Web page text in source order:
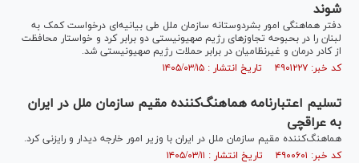
شوند
دفتر هماهنگی امور بشردوستانه سازمان ملل طی بیانیه‌ای درخواست کمک به
لبنان را در بحبوحه تجاوز‌های رژیم صهیونیستی دو برابر کرد و خواستار محافظت
از کادر درمان و غیرنظامیان در برابر حملات رژیم صهیونیستی شد.
کد خبر: ۴۹۰۱۲۲۷ تاریخ انتشار : ۱۴۰۵/۰۳/۱۵
تسلیم اعتبارنامه هماهنگ‌کننده مقیم سازمان ملل در ایران
به عراقچی
هماهنگ‌کننده مقیم سازمان ملل در ایران با وزیر امور خارجه دیدار و رایزنی کرد.
کد خبر: ۴۹۰۰۶۰۱ تاریخ انتشار : ۱۴۰۵/۰۳/۱۱